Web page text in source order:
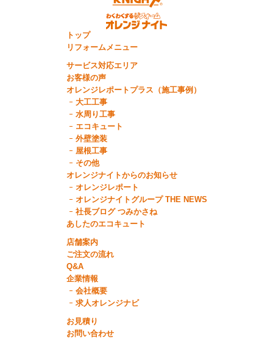
トップ
リフォームメニュー
サービス対応エリア
お客様の声
オレンジレポートプラス（施工事例）
大工工事
水周り工事
エコキュート
外壁塗装
屋根工事
その他
オレンジナイトからのお知らせ
オレンジレポート
オレンジナイトグループ THE NEWS
社長ブログ つみかさね
あしたのエコキュート
店舗案内
ご注文の流れ
Q&A
企業情報
会社概要
求人オレンジナビ
お見積り
お問い合わせ